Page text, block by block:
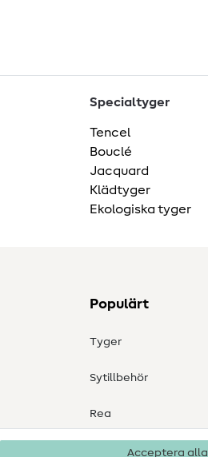
Specialtyger
Tencel
Bouclé
Jacquard
Klädtyger
Ekologiska tyger
Populärt
Tyger
Sytillbehör
Rea
Acceptera alla